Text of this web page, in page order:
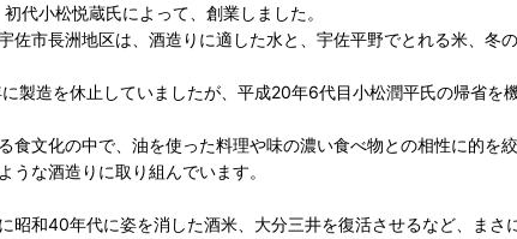
代小松悦蔵氏によって、創業しました。
佐市長洲地区は、酒造りに適した水と、宇佐平野でとれる米、冬
製造を休止していましたが、平成20年6代目小松潤平氏の帰省を
食文化の中で、油を使った料理や味の濃い食べ物との相性に的
うな酒造りに取り組んでいます。
昭和40年代に姿を消した酒米、大分三井を復活させるなど、まさ